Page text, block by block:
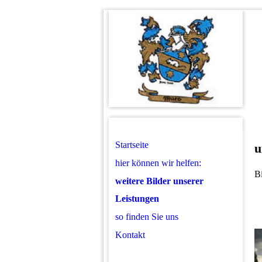
Startseite
hier können wir helfen:
weitere Bilder unserer
Leistungen
so finden Sie uns
Kontakt